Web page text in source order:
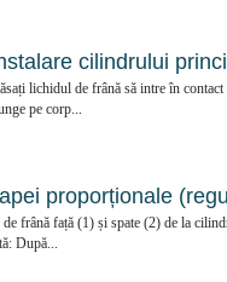
cilindrului
lichidul de frână să intre în
pe corp...
proporționale
de frână față (1) și spate (2) de la
După...